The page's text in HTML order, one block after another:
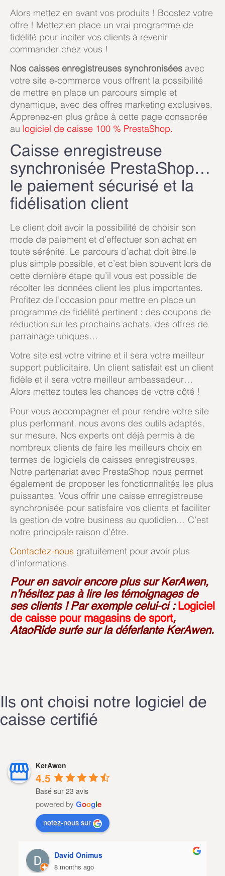
Alors mettez en avant vos produits ! Boostez votre
offre ! Mettez en place un vrai programme de
fidélité pour inciter vos clients à revenir
commander chez vous !
Nos caisses enregistreuses synchronisées avec
votre site e-commerce vous offrent la possibilité
de mettre en place un parcours simple et
dynamique, avec des offres marketing exclusives.
Apprenez-en plus grâce à cette page consacrée
au logiciel de caisse 100 % PrestaShop.
Caisse enregistreuse
synchronisée PrestaShop…
le paiement sécurisé et la
fidélisation client
Le client doit avoir la possibilité de choisir son
mode de paiement et d’effectuer son achat en
toute sérénité. Le parcours d’achat doit être le
plus simple possible, et c’est bien souvent lors de
cette dernière étape qu’il vous est possible de
récolter les données client les plus importantes.
Profitez de l’occasion pour mettre en place un
programme de fidélité pertinent : des coupons de
réduction sur les prochains achats, des offres de
parrainage uniques…
Votre site est votre vitrine et il sera votre meilleur
support publicitaire. Un client satisfait est un client
fidèle et il sera votre meilleur ambassadeur…
Alors mettez toutes les chances de votre côté !
Pour vous accompagner et pour rendre votre site
plus performant, nous avons des outils adaptés,
sur mesure. Nos experts ont déjà permis à de
nombreux clients de faire les meilleurs choix en
termes de logiciels de caisses enregistreuses.
Notre partenariat avec PrestaShop nous permet
également de proposer les fonctionnalités les plus
puissantes. Vous offrir une caisse enregistreuse
synchronisée pour satisfaire vos clients et faciliter
la gestion de votre business au quotidien… C’est
notre principale raison d’être.
Contactez-nous gratuitement pour avoir plus
d’informations.
Pour en savoir encore plus sur KerAwen,
n’hésitez pas à lire les témoignages de
ses clients ! Par exemple celui-ci : Logiciel
de caisse pour magasins de sport,
AtaoRide surfe sur la déferlante KerAwen.
Ils ont choisi notre logiciel de
caisse certifié
KerAwen
4.5
Basé sur 23 avis
powered by Google
notez-nous sur
lebagagiste. run
9 months ago